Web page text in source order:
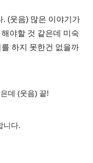
. (웃음) 많은 이야기가
야할 것 같은데 미숙
하지 못한건 없을까
데 (웃음) 끝!
니다.